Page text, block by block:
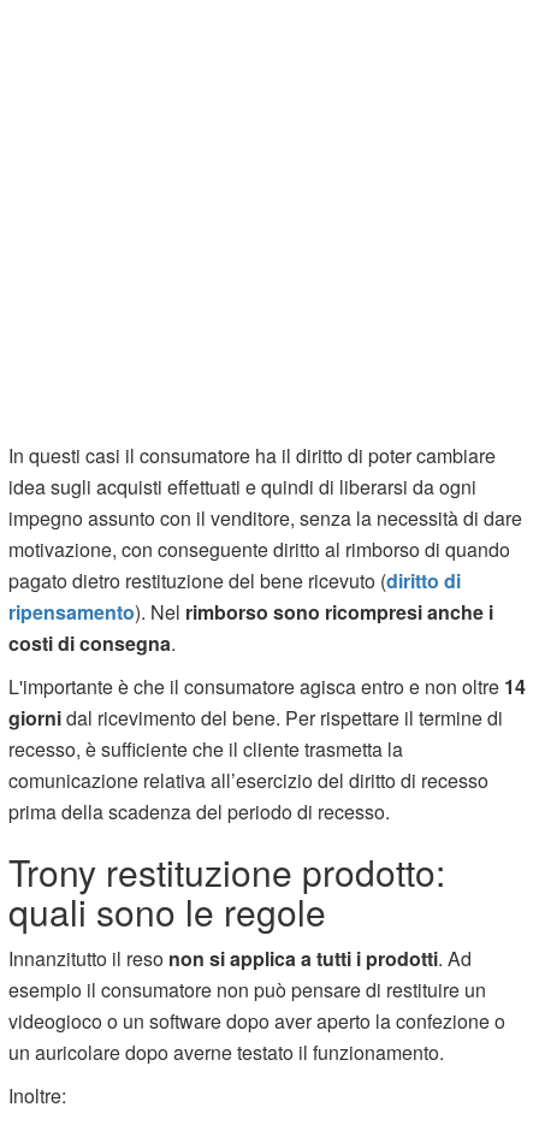
In questi casi il consumatore ha il diritto di poter cambiare
idea sugli acquisti effettuati e quindi di liberarsi da ogni
impegno assunto con il venditore, senza la necessità di dare
motivazione, con conseguente diritto al rimborso di quando
pagato dietro restituzione del bene ricevuto (diritto di
ripensamento). Nel rimborso sono ricompresi anche i
costi di consegna.
L'importante è che il consumatore agisca entro e non oltre 14
giornidal ricevimento del bene. Per rispettare il termine di
recesso, è sufficiente che il cliente trasmetta la
comunicazione relativa all’esercizio del diritto di recesso
prima della scadenza del periodo di recesso.
Trony restituzione prodotto:
quali sono le regole
Innanzitutto il reso non si applica a tutti i prodotti. Ad
esempio il consumatore non può pensare di restituire un
videogioco o un software dopo aver aperto la confezione o
un auricolare dopo averne testato il funzionamento.
Inoltre: